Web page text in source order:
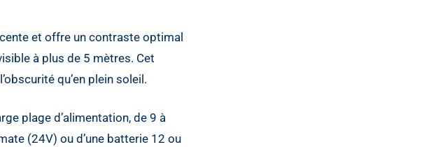
et offre un contraste optimal
à plus de 5 mètres. Cet
qu’en plein soleil.
plage d’alimentation, de 9 à
(24V) ou d’une batterie 12 ou